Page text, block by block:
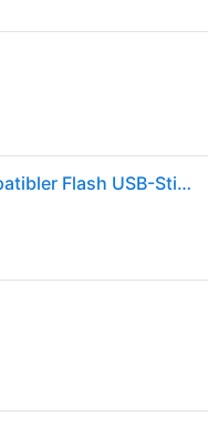
Praktischer 16GB USB-Speicherstick: Kompatibler Flash USB-Stick für einfache Datensicherung & Transport. Zuverlässiger Speicher